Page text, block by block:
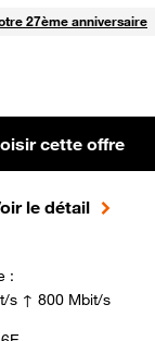
27ème anniversaire
cette offre
le détail
:
s ↑ 800 Mbit/s